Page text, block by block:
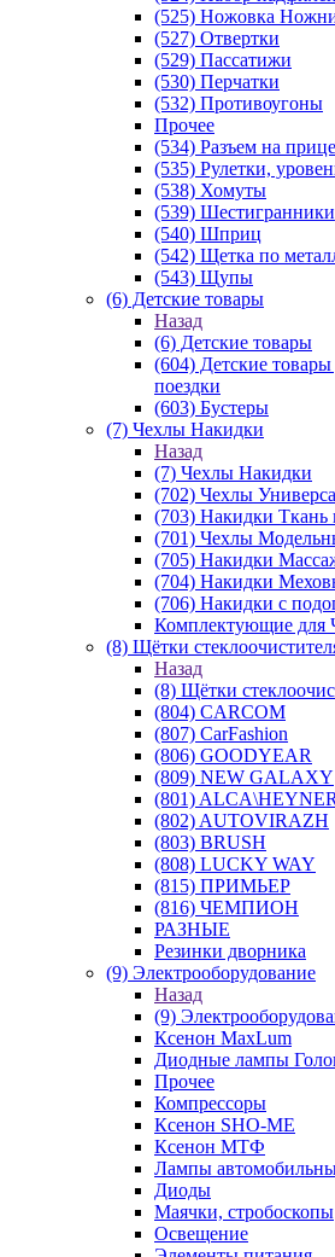
(525) Ножовка
(527) Отвертки
(529) Пассатижи
(530) Перчатки
(532) Противоугоны
Прочее
(534) Разъем на
(535) Рулетки,
(538) Хомуты
(539) Шестигранники
(540) Шприц
(542) Щетка по
(543) Щупы
(6) Детские товары
Назад
(6) Детские товары
(604) Детские
поездки
(603) Бустеры
(7) Чехлы Накидки
Назад
(7) Чехлы Накидки
(702) Чехлы
(703) Накидки Ткань
(701) Чехлы
(705) Накидки
(704) Накидки
(706) Накидки с
Комплектующие для
(8) Щётки
Назад
(8) Щётки
(804) CARCOM
(807) CarFashion
(806) GOODYEAR
(809) NEW GALAXY
(801) ALCA\HEYNER
(802) AUTOVIRAZH
(803) BRUSH
(808) LUCKY WAY
(815) ПРИМЬЕР
(816) ЧЕМПИОН
РАЗНЫЕ
Резинки дворника
(9) Электрооборудование
Назад
(9)
Ксенон MaxLum
Диодные лампы
Прочее
Компрессоры
Ксенон SHO-ME
Ксенон МТФ
Лампы
Диоды
Маячки, стробоскопы
Освещение